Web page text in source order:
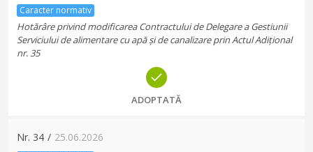
Caracter normativ
Hotărâre privind modificarea Contractului de Delegare a Gestiunii
Serviciului de alimentare cu apă și de canalizare prin Actul Adițional
nr. 35
ADOPTATĂ
Nr. 34 / 25.06.2026